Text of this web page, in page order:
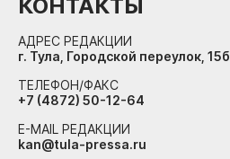
КОНТАКТЫ
АДРЕС РЕДАКЦИИ
г. Тула, Городской переулок, 15б
ТЕЛЕФОН/ФАКС
+7 (4872) 50-12-64
E-MAIL РЕДАКЦИИ
kan@tula-pressa.ru